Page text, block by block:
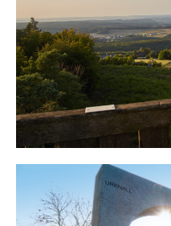
TOURISMUS & FREIZEIT